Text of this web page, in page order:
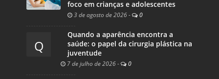
foco em crianças e adolescentes
3 de agosto de 2026 - 0
Q
Quando a aparência encontra a
saúde: o papel da cirurgia plástica na
juventude
7 de julho de 2026 - 0